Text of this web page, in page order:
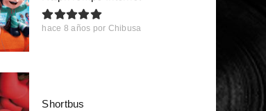
hace 8 años por Chibusa
Shortbus